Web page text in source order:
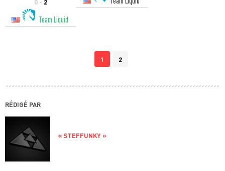
0 - 2
Team Liquid
1 2
RÉDIGÉ PAR
« STEFFUNKY »